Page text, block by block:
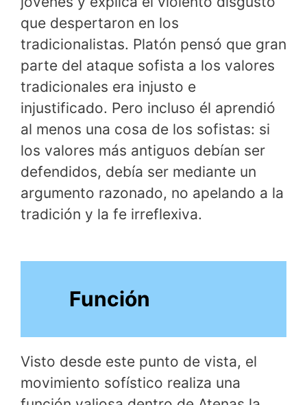
que despertaron en los
tradicionalistas. Platón pensó que gran
parte del ataque sofista a los valores
tradicionales era injusto e
injustificado. Pero incluso él aprendió
al menos una cosa de los sofistas: si
los valores más antiguos debían ser
defendidos, debía ser mediante un
argumento razonado, no apelando a la
tradición y la fe irreflexiva.
Función
Visto desde este punto de vista, el
movimiento sofístico realiza una